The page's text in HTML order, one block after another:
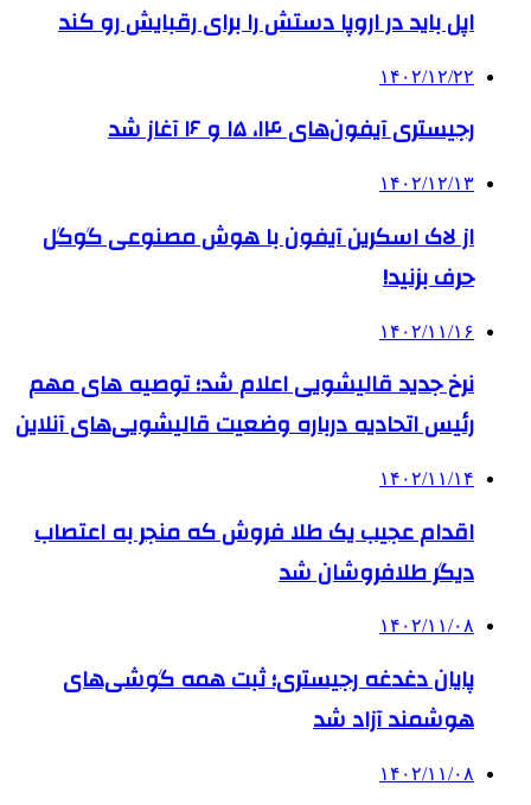
اپل باید در اروپا دستش را برای رقبایش رو کند
۱۴۰۲/۱۲/۲۲
رجیستری آیفون‌های ۱۴، ۱۵ و ۱۶ آغاز شد
۱۴۰۲/۱۲/۱۳
از لاک اسکرین آیفون با هوش مصنوعی گوگل
حرف بزنید!
۱۴۰۲/۱۱/۱۶
نرخ جدید قالیشویی اعلام شد؛ توصیه های مهم
رئیس اتحادیه درباره وضعیت قالیشویی‌های آنلاین
۱۴۰۲/۱۱/۱۴
اقدام عجیب یک طلا فروش که منجر به اعتصاب
دیگر طلافروشان شد
۱۴۰۲/۱۱/۰۸
پایان دغدغه رجیستری؛ ثبت همه گوشی‌های
هوشمند آزاد شد
۱۴۰۲/۱۱/۰۸